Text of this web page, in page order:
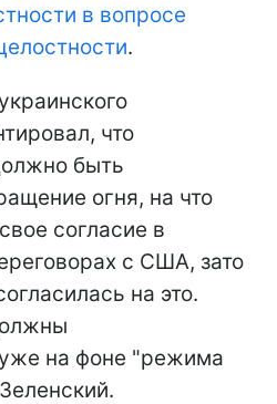
в вопросе
.
что
быть
огня, на что
согласие в
с США, зато
на это.
на фоне "режима